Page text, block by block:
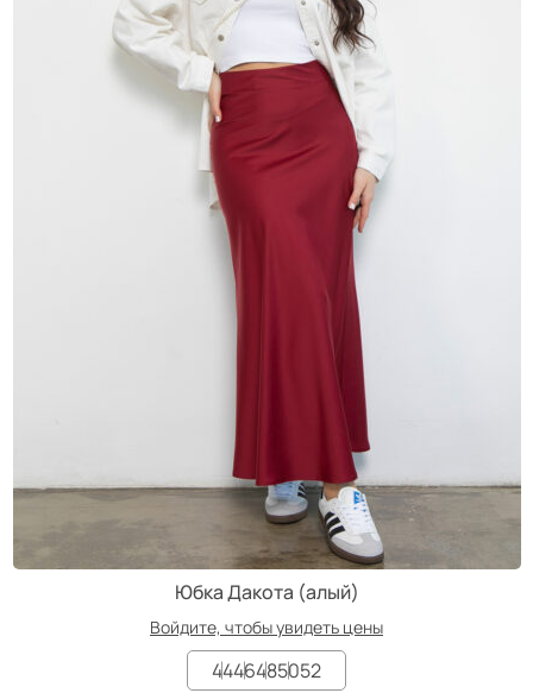
Юбка Дакота (алый)
Войдите, чтобы увидеть цены
4446485052